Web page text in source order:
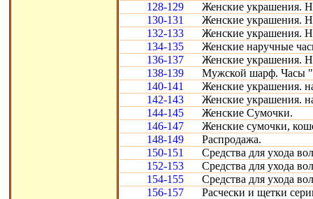
128-129
Женские украшения.
130-131
Женские украшения.
132-133
Женские украшения.
134-135
Женские наручные
136-137
Женские украшения.
138-139
Мужской шарф. Часы
140-141
Женские украшения.
142-143
Женские украшения.
144-145
Женские Сумочки.
146-147
Женские сумочки,
148-149
Распродажа.
150-151
Средства для ухода
152-153
Средства для ухода
154-155
Средства для ухода
156-157
Расчески и щетки